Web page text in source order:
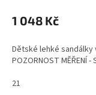
1 048 Kč
Dětské lehké sandálky
POZORNOST MĚŘENÍ -
21